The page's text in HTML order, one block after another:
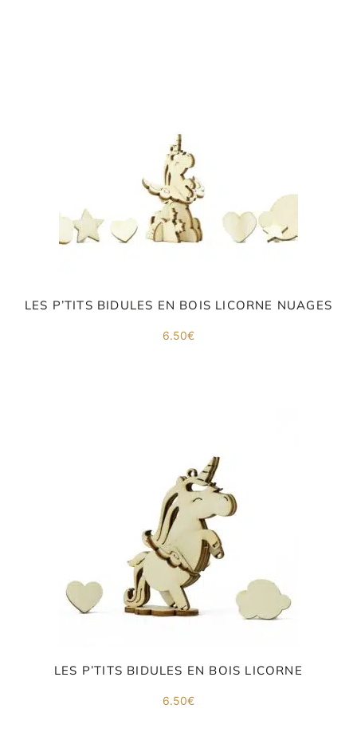
LES P’TITS BIDULES EN BOIS LICORNE NUAGES
6.50€
LES P’TITS BIDULES EN BOIS LICORNE
6.50€
OBJETS PERSONNALISÉS